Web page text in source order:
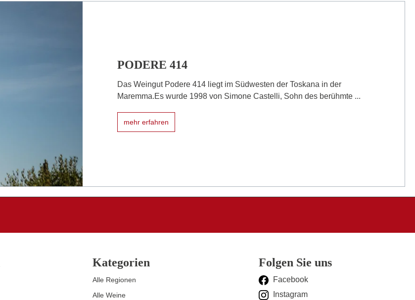
PODERE 414
Das Weingut Podere 414 liegt im Südwesten der Toskana in der
Maremma.Es wurde 1998 von Simone Castelli, Sohn des berühmte ...
mehr erfahren
Kategorien
Alle Regionen
Alle Weine
Folgen Sie uns
Facebook
Instagram